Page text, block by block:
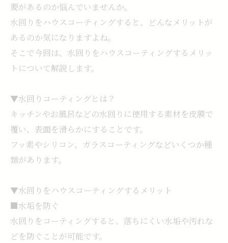
要があるのか悩んでいませんか。
水回りをハウスコーティングすると、どんなメリットが
あるのか気になりますよね。
そこで今回は、水回りをハウスコーティングするメリッ
トについて解説します。
▼水回りコーティングとは？
キッチンやお風呂などの水回りに使用する素材を皮膜で
覆い、表面を滑らかにすることです。
フッ素やシリコン、ガラスコーティングなどいくつか種
類があります。
▼水回りをハウスコーティングするメリット
■水垢を防ぐ
水回りをコーティングすると、落ちにくい水垢や汚れな
どを防ぐことが可能です。